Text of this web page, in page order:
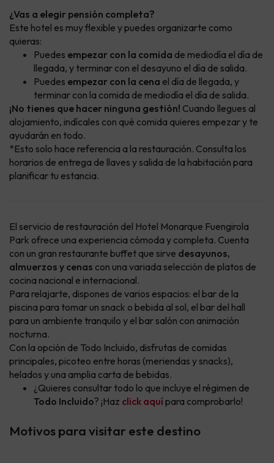
¿Vas a elegir pensión completa?
Este hotel es muy flexible y puedes organizarte como
quieras:
Puedes empezar con la comida de mediodía el día de
llegada, y terminar con el desayuno el día de salida.
Puedes empezar con la cena el día de llegada, y
terminar con la comida de mediodía el día de salida.
¡No tienes que hacer ninguna gestión! Cuando llegues al
alojamiento, indícales con qué comida quieres empezar y te
ayudarán en todo.
*Esto solo hace referencia a la restauración. Consulta los
horarios de entrega de llaves y salida de la habitación para
planificar tu estancia.
El servicio de restauración del Hotel Monarque Fuengirola
Park ofrece una experiencia cómoda y completa. Cuenta
con un gran restaurante buffet que sirve desayunos,
almuerzos y cenas con una variada selección de platos de
cocina nacional e internacional.
Para relajarte, dispones de varios espacios: el bar de la
piscina para tomar un snack o bebida al sol, el bar del hall
para un ambiente tranquilo y el bar salón con animación
nocturna.
Con la opción de Todo Incluido, disfrutas de comidas
principales, picoteo entre horas (meriendas y snacks),
helados y una amplia carta de bebidas.
¿Quieres consultar todo lo que incluye el régimen de
Todo Incluido? ¡Haz click aquípara comprobarlo!
Motivos para visitar este destino